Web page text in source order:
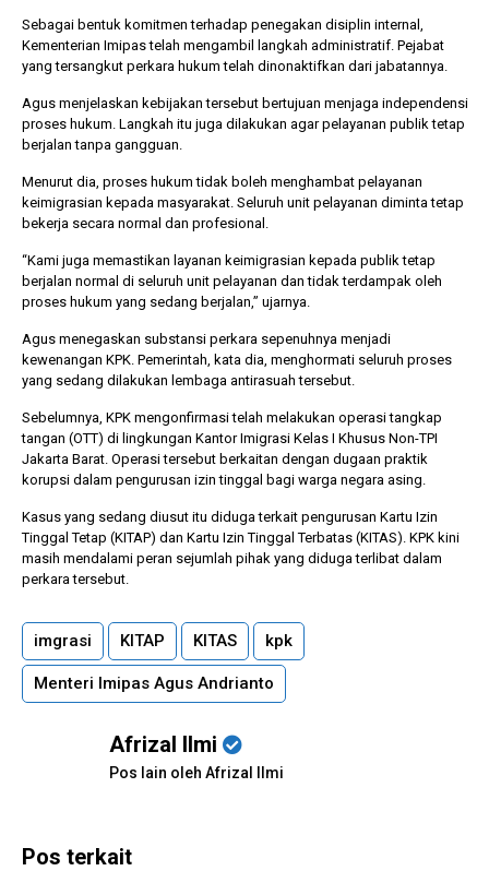
Sebagai bentuk komitmen terhadap penegakan disiplin internal,
Kementerian Imipas telah mengambil langkah administratif. Pejabat
yang tersangkut perkara hukum telah dinonaktifkan dari jabatannya.
Agus menjelaskan kebijakan tersebut bertujuan menjaga independensi
proses hukum. Langkah itu juga dilakukan agar pelayanan publik tetap
berjalan tanpa gangguan.
Menurut dia, proses hukum tidak boleh menghambat pelayanan
keimigrasian kepada masyarakat. Seluruh unit pelayanan diminta tetap
bekerja secara normal dan profesional.
“Kami juga memastikan layanan keimigrasian kepada publik tetap
berjalan normal di seluruh unit pelayanan dan tidak terdampak oleh
proses hukum yang sedang berjalan,” ujarnya.
Agus menegaskan substansi perkara sepenuhnya menjadi
kewenangan KPK. Pemerintah, kata dia, menghormati seluruh proses
yang sedang dilakukan lembaga antirasuah tersebut.
Sebelumnya, KPK mengonfirmasi telah melakukan operasi tangkap
tangan (OTT) di lingkungan Kantor Imigrasi Kelas I Khusus Non-TPI
Jakarta Barat. Operasi tersebut berkaitan dengan dugaan praktik
korupsi dalam pengurusan izin tinggal bagi warga negara asing.
Kasus yang sedang diusut itu diduga terkait pengurusan Kartu Izin
Tinggal Tetap (KITAP) dan Kartu Izin Tinggal Terbatas (KITAS). KPK kini
masih mendalami peran sejumlah pihak yang diduga terlibat dalam
perkara tersebut.
imgrasi KITAP KITAS kpk
Menteri Imipas Agus Andrianto
Afrizal Ilmi
Pos lain oleh Afrizal Ilmi
Pos terkait